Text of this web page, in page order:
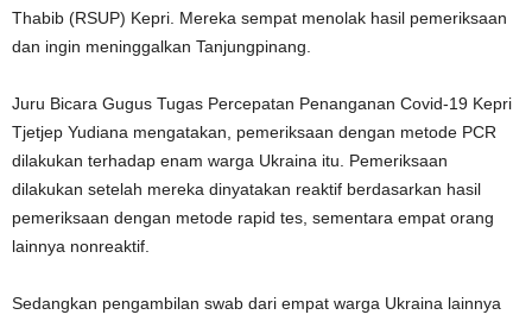
Thabib (RSUP) Kepri. Mereka sempat menolak hasil pemeriksaan
dan ingin meninggalkan Tanjungpinang.
Juru Bicara Gugus Tugas Percepatan Penanganan Covid-19 Kepri
Tjetjep Yudiana mengatakan, pemeriksaan dengan metode PCR
dilakukan terhadap enam warga Ukraina itu. Pemeriksaan
dilakukan setelah mereka dinyatakan reaktif berdasarkan hasil
pemeriksaan dengan metode rapid tes, sementara empat orang
lainnya nonreaktif.
Sedangkan pengambilan swab dari empat warga Ukraina lainnya